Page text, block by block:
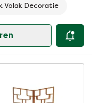
Volak Decoratie